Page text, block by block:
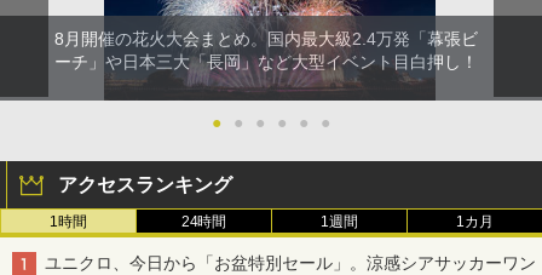
8月開催の花火大会まとめ。国内最大級2.4万発「幕張ビ
ーチ」や日本三大「長岡」など大型イベント目白押し！
● ● ● ● ● ●
アクセスランキング
1時間 24時間 1週間 1カ月
ユニクロ、今日から「お盆特別セール」。涼感シアサッカーワン